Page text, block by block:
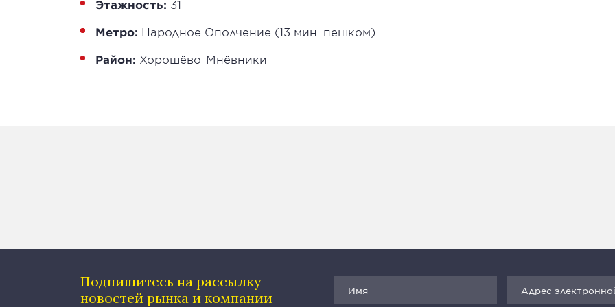
Этажность: 31
Метро: Народное Ополчение (13 мин. пешком)
Район: Хорошёво-Мнёвники
Подпишитесь на рассылку
новостей рынка и компании